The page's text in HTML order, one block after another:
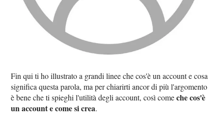
Fin qui ti ho illustrato a grandi linee che cos'è un account e cosa
significa questa parola, ma per chiarirti ancor di più l'argomento
è bene che ti spieghi l'utilità degli account, così comeche cos'è
un account e come si crea.